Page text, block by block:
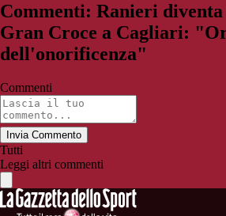
Commenti: Ranieri
Gran Croce a Cagliari:
dell'onorificenza"
Commenti
Invia Commento
Tutti
Leggi altri commenti